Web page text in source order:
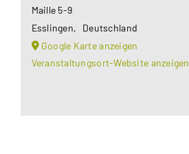
Maille 5-9
Esslingen,
Deutschland
Google Karte anzeigen
Veranstaltungsort-Website anzeigen